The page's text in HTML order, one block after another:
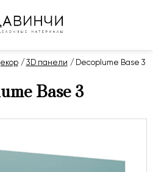
3D панели Decoplume Base 3
Base 3